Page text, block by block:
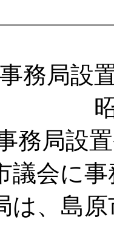
務局設
務局設
会に事
、島原